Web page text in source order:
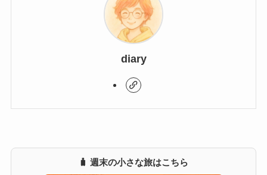
diary
🧳 週末の小さな旅はこちら